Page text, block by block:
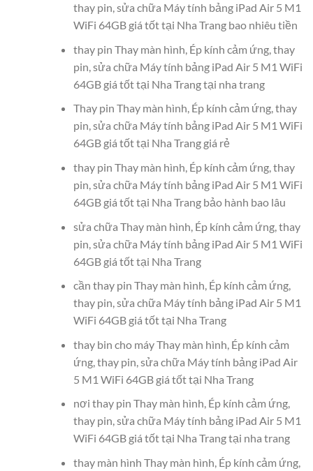
thay pin, sửa chữa Máy tính bảng iPad Air 5 M1
WiFi 64GB giá tốt tại Nha Trang bao nhiêu tiền
thay pin Thay màn hình, Ép kính cảm ứng, thay
pin, sửa chữa Máy tính bảng iPad Air 5 M1 WiFi
64GB giá tốt tại Nha Trang tại nha trang
Thay pin Thay màn hình, Ép kính cảm ứng, thay
pin, sửa chữa Máy tính bảng iPad Air 5 M1 WiFi
64GB giá tốt tại Nha Trang giá rẻ
thay pin Thay màn hình, Ép kính cảm ứng, thay
pin, sửa chữa Máy tính bảng iPad Air 5 M1 WiFi
64GB giá tốt tại Nha Trang bảo hành bao lâu
sửa chữa Thay màn hình, Ép kính cảm ứng, thay
pin, sửa chữa Máy tính bảng iPad Air 5 M1 WiFi
64GB giá tốt tại Nha Trang
cần thay pin Thay màn hình, Ép kính cảm ứng,
thay pin, sửa chữa Máy tính bảng iPad Air 5 M1
WiFi 64GB giá tốt tại Nha Trang
thay bin cho máy Thay màn hình, Ép kính cảm
ứng, thay pin, sửa chữa Máy tính bảng iPad Air
5 M1 WiFi 64GB giá tốt tại Nha Trang
nơi thay pin Thay màn hình, Ép kính cảm ứng,
thay pin, sửa chữa Máy tính bảng iPad Air 5 M1
WiFi 64GB giá tốt tại Nha Trang tại nha trang
thay màn hình Thay màn hình, Ép kính cảm ứng,